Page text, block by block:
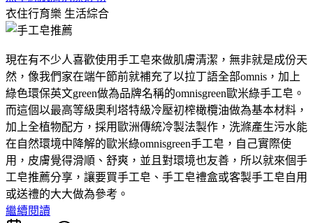
衣住行育樂 生活綜合
現在有不少人喜歡使用手工皂來做肌膚清潔，無非就是成份天
然，像我們家在端午節前就補充了以拉丁語全部omnis，加上
綠色環保英文green做為品牌名稱的omnisgreen歐米綠手工皂。
而這個以最高等級奧利塔特級冷壓初榨橄欖油做為基本材料，
加上全植物配方，採用歐洲傳統冷製法製作，洗滌產生污水能
在自然環境中降解的歐米綠omnisgreen手工皂，自己實際使
用，皮膚覺得滑順、舒爽，並且對環境也友善，所以就來個手
工皂推薦分享，讓要買手工皂、手工皂禮盒或客製手工皂自用
或送禮的大大做為參考。
繼續閱讀